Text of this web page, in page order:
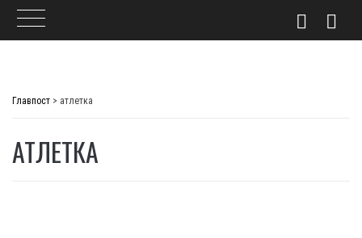
Главпост > атлетка
АТЛЕТКА